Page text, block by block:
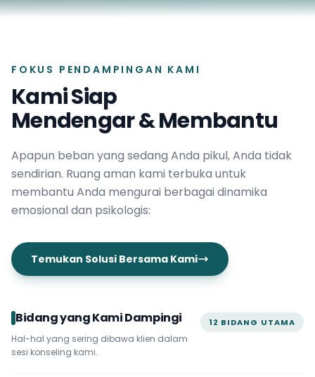
FOKUS PENDAMPINGAN KAMI
Kami Siap
Mendengar & Membantu
Apapun beban yang sedang Anda pikul, Anda tidak
sendirian. Ruang aman kami terbuka untuk
membantu Anda mengurai berbagai dinamika
emosional dan psikologis:
Temukan Solusi Bersama Kami
Bidang yang Kami Dampingi
Hal-hal yang sering dibawa klien dalam
sesi konseling kami.
12 BIDANG UTAMA